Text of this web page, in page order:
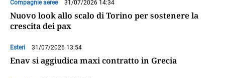
Compagnie aeree 31/07/2026 14:34
Nuovo look allo scalo di Torino per sostenere la
crescita dei pax
Esteri 31/07/2026 13:54
Enav si aggiudica maxi contratto in Grecia